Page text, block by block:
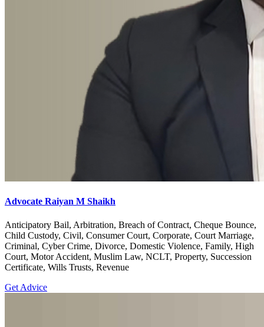
Advocate Raiyan M Shaikh
Anticipatory Bail, Arbitration, Breach of Contract, Cheque Bounce,
Child Custody, Civil, Consumer Court, Corporate, Court Marriage,
Criminal, Cyber Crime, Divorce, Domestic Violence, Family, High
Court, Motor Accident, Muslim Law, NCLT, Property, Succession
Certificate, Wills Trusts, Revenue
Get Advice